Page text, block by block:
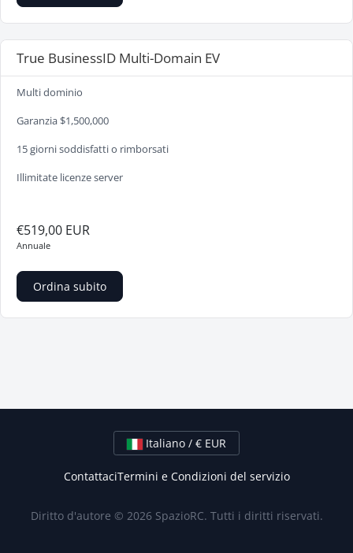
True BusinessID Multi-Domain EV
Multi dominio
Garanzia $1,500,000
15 giorni soddisfatti o rimborsati
Illimitate licenze server
€519,00 EUR
Annuale
Ordina subito
Italiano / € EUR
ContattaciTermini e Condizioni del servizio
Diritto d'autore © 2026 SpazioRC. Tutti i diritti riservati.